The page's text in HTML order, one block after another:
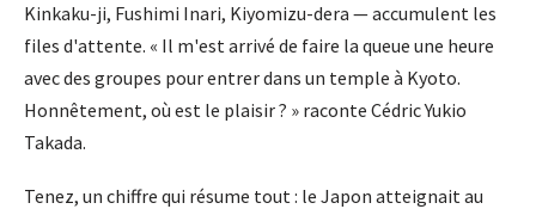
Kinkaku-ji, Fushimi Inari, Kiyomizu-dera — accumulent les
files d'attente. « Il m'est arrivé de faire la queue une heure
avec des groupes pour entrer dans un temple à Kyoto.
Honnêtement, où est le plaisir ? » raconte Cédric Yukio
Takada.
Tenez, un chiffre qui résume tout : le Japon atteignait au